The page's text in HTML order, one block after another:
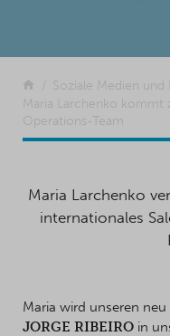
Zurück
Soziale Medien und
Maria Larchenko kommt
Operations-Team
Maria Larchenko
internationales
Maria wird unseren
JORGE RIBEIRO in